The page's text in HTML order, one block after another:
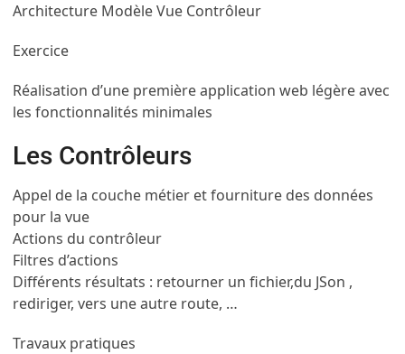
Architecture Modèle Vue Contrôleur
Exercice
Réalisation d’une première application web légère avec
les fonctionnalités minimales
Les Contrôleurs
Appel de la couche métier et fourniture des données
pour la vue
Actions du contrôleur
Filtres d’actions
Différents résultats : retourner un fichier,du JSon ,
rediriger, vers une autre route, …
Travaux pratiques